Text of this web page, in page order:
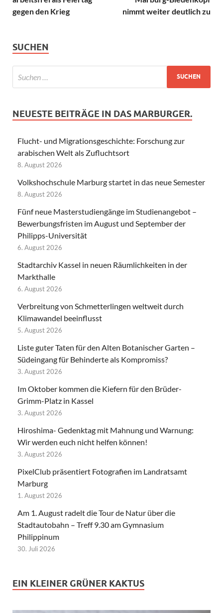
gegen den Krieg
nimmt weiter deutlich zu
SUCHEN
NEUESTE BEITRÄGE IN DAS MARBURGER.
Flucht- und Migrationsgeschichte: Forschung zur
arabischen Welt als Zufluchtsort
8. August 2026
Volkshochschule Marburg startet in das neue Semester
8. August 2026
Fünf neue Masterstudiengänge im Studienangebot –
Bewerbungsfristen im August und September der
Philipps-Universität
6. August 2026
Stadtarchiv Kassel in neuen Räumlichkeiten in der
Markthalle
6. August 2026
Verbreitung von Schmetterlingen weltweit durch
Klimawandel beeinflusst
5. August 2026
Liste guter Taten für den Alten Botanischer Garten –
Südeingang für Behinderte als Kompromiss?
3. August 2026
Im Oktober kommen die Kiefern für den Brüder-
Grimm-Platz in Kassel
3. August 2026
Hiroshima- Gedenktag mit Mahnung und Warnung:
Wir werden euch nicht helfen können!
3. August 2026
PixelClub präsentiert Fotografien im Landratsamt
Marburg
1. August 2026
Am 1. August radelt die Tour de Natur über die
Stadtautobahn – Treff 9.30 am Gymnasium
Philippinum
30. Juli 2026
EIN KLEINER GRÜNER KAKTUS